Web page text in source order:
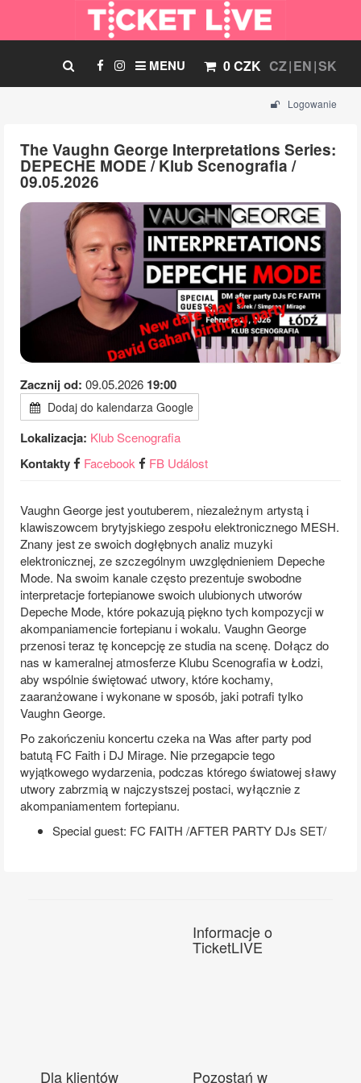
CZ EN SK
0 CZK
MENU
Logowanie
The Vaughn George Interpretations Series:
DEPECHE MODE / Klub Scenografia /
09.05.2026
Zacznij od: 09.05.2026 19:00
Dodaj do kalendarza Google
Lokalizacja: Klub Scenografia
Kontakty Facebook FB Událost
Vaughn George jest youtuberem, niezależnym artystą i
klawiszowcem brytyjskiego zespołu elektronicznego MESH.
Znany jest ze swoich dogłębnych analiz muzyki
elektronicznej, ze szczególnym uwzględnieniem Depeche
Mode. Na swoim kanale często prezentuje swobodne
interpretacje fortepianowe swoich ulubionych utworów
Depeche Mode, które pokazują piękno tych kompozycji w
akompaniamencie fortepianu i wokalu. Vaughn George
przenosi teraz tę koncepcję ze studia na scenę. Dołącz do
nas w kameralnej atmosferze Klubu Scenografia w Łodzi,
aby wspólnie świętować utwory, które kochamy,
zaaranżowane i wykonane w sposób, jaki potrafi tylko
Vaughn George.
Po zakończeniu koncertu czeka na Was after party pod
batutą FC Faith i DJ Mirage. Nie przegapcie tego
wyjątkowego wydarzenia, podczas którego światowej sławy
utwory zabrzmią w najczystszej postaci, wyłącznie z
akompaniamentem fortepianu.
Special guest: FC FAITH /AFTER PARTY DJs SET/
Informacje o
TicketLIVE
Dla klientów Pozostań w